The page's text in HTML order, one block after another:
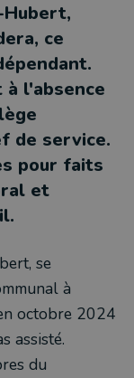
Hubert,
ce
à l'absence
de service.
pour faits
et
se
à
octobre 2024
assisté.
du